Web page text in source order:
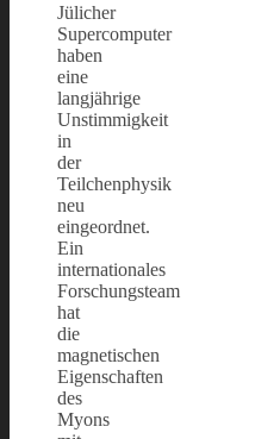
Jülicher
Supercomputer
haben
eine
langjährige
Unstimmigkeit
in
der
Teilchenphysik
neu
eingeordnet.
Ein
internationales
Forschungsteam
hat
die
magnetischen
Eigenschaften
des
Myons